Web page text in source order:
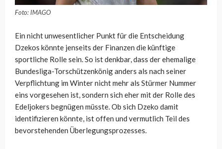
Foto: IMAGO
Ein nicht unwesentlicher Punkt für die Entscheidung
Dzekos könnte jenseits der Finanzen die künftige
sportliche Rolle sein. So ist denkbar, dass der ehemalige
Bundesliga-Torschützenkönig anders als nach seiner
Verpflichtung im Winter nicht mehr als Stürmer Nummer
eins vorgesehen ist, sondern sich eher mit der Rolle des
Edeljokers begnügen müsste. Ob sich Dzeko damit
identifizieren könnte, ist offen und vermutlich Teil des
bevorstehenden Überlegungsprozesses.